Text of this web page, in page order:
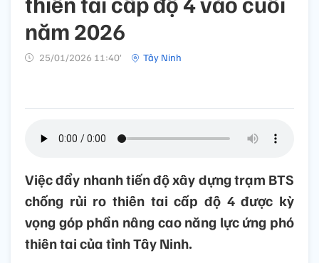
năm 2026
25/01/2026 11:40’ Tây Ninh
Việc đẩy nhanh tiến độ xây dựng trạm BTS
chống rủi ro thiên tai cấp độ 4 được kỳ
vọng góp phần nâng cao năng lực ứng phó
thiên tai của tỉnh Tây Ninh.